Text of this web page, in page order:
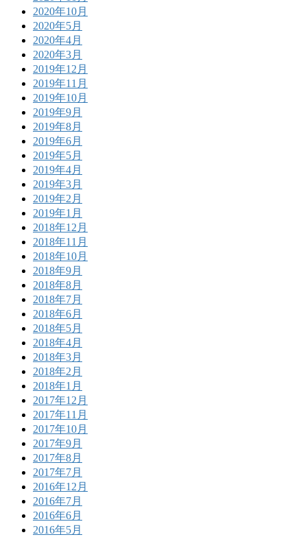
2020年10月
2020年5月
2020年4月
2020年3月
2019年12月
2019年11月
2019年10月
2019年9月
2019年8月
2019年6月
2019年5月
2019年4月
2019年3月
2019年2月
2019年1月
2018年12月
2018年11月
2018年10月
2018年9月
2018年8月
2018年7月
2018年6月
2018年5月
2018年4月
2018年3月
2018年2月
2018年1月
2017年12月
2017年11月
2017年10月
2017年9月
2017年8月
2017年7月
2016年12月
2016年7月
2016年6月
2016年5月